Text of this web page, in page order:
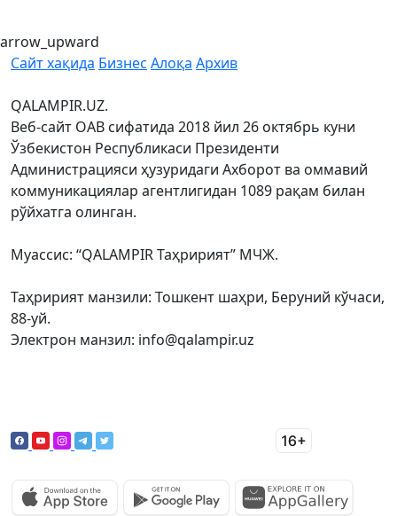
arrow_upward
Сайт хақида Бизнес Алоқа Архив
QALAMPIR.UZ.
Веб-сайт ОАВ сифатида 2018 йил 26 октябрь куни
Ўзбекистон Республикаси Президенти
Администрацияси ҳузуридаги Ахборот ва оммавий
коммуникациялар агентлигидан 1089 рақам билан
рўйхатга олинган.
Муассис: “QALAMPIR Таҳририят” МЧЖ.
Таҳририят манзили: Тошкент шаҳри, Беруний кўчаси,
88-уй.
Электрон манзил: info@qalampir.uz